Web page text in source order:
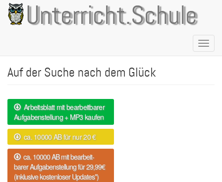
Direkt
zum
Inhalt
Unterricht.Schule
Auf der Suche nach dem Glück
Arbeitsblatt mit bearbeitbarer
Aufgabenstellung + MP3 kaufen
ca. 10000 AB für nur 20 €
ca. 10000 AB mit bearbeit-
barer Aufgabenstellung für 29,99€
(inklusive kostenloser Updates*)